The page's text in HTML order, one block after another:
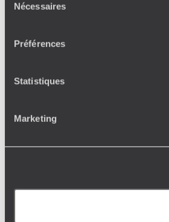
Nécessaires
Préférences
Statistiques
Marketing